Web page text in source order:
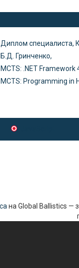
Диплом специалиста,
Б.Д. Гринченко,
MCTS: .NET Framework
MCTS: Programming in
на Global Ballistics —